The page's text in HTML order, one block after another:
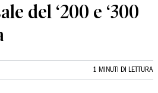
del ‘200 e ‘300
1 MINUTI DI LETTURA